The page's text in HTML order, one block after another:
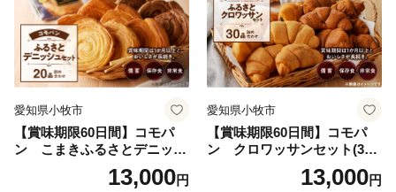
愛知県小牧市
【賞味期限60日間】コモパ
ン こまきふるさとデニッシ
ュセット（20個入り）／災害
用備蓄 保存食 非常食 防災グ
13,000円
愛知県小牧市
【賞味期限60日間】コモパ
ン クロワッサンセット(30
個入り)／災害用備蓄 保存食
非常食 防災グッズにも
13,000円